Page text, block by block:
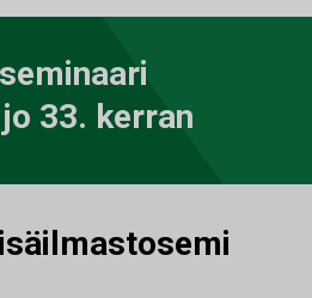
33. kerran